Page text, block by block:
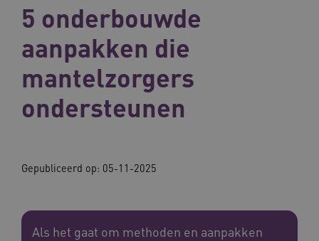
5 onderbouwde
aanpakken die
mantelzorgers
ondersteunen
Gepubliceerd op: 05-11-2025
Als het gaat om methoden en aanpakken